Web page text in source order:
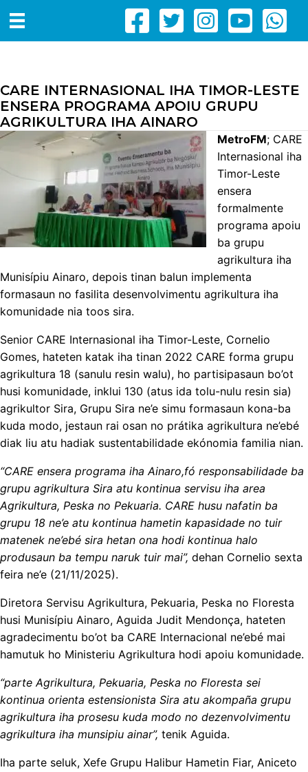
CARE INTERNASIONAL IHA TIMOR-LESTE
ENSERA PROGRAMA APOIU GRUPU
AGRIKULTURA IHA AINARO
MetroFM; CARE
Internasional iha
Timor-Leste
ensera
formalmente
programa apoiu
ba grupu
agrikultura iha
Munisípiu Ainaro, depois tinan balun implementa
formasaun no fasilita desenvolvimentu agrikultura iha
komunidade nia toos sira.
Senior CARE Internasional iha Timor-Leste, Cornelio
Gomes, hateten katak iha tinan 2022 CARE forma grupu
agrikultura 18 (sanulu resin walu), ho partisipasaun bo’ot
husi komunidade, inklui 130 (atus ida tolu-nulu resin sia)
agrikultor Sira, Grupu Sira ne’e simu formasaun kona-ba
kuda modo, jestaun rai osan no prátika agrikultura ne’ebé
diak liu atu hadiak sustentabilidade ekónomia familia nian.
“CARE ensera programa iha Ainaro,fó responsabilidade ba
grupu agrikultura Sira atu kontinua servisu iha area
Agrikultura, Peska no Pekuaria. CARE husu nafatin ba
grupu 18 ne’e atu kontinua hametin kapasidade no tuir
matenek ne’ebé sira hetan ona hodi kontinua halo
produsaun ba tempu naruk tuir mai”, dehan Cornelio sexta
feira ne’e (21/11/2025).
Diretora Servisu Agrikultura, Pekuaria, Peska no Floresta
husi Munisípiu Ainaro, Aguida Judit Mendonça, hateten
agradecimentu bo’ot ba CARE Internacional ne’ebé mai
hamutuk ho Ministeriu Agrikultura hodi apoiu komunidade.
“parte Agrikultura, Pekuaria, Peska no Floresta sei
kontinua orienta estensionista Sira atu akompaña grupu
agrikultura iha prosesu kuda modo no dezenvolvimentu
agrikultura iha munsipiu ainar”, tenik Aguida.
Iha parte seluk, Xefe Grupu Halibur Hametin Fiar, Aniceto